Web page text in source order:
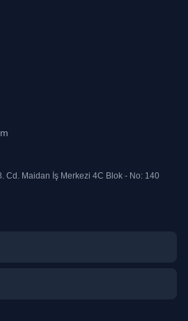
Cd. Maidan İş Merkezi 4C Blok - No: 140